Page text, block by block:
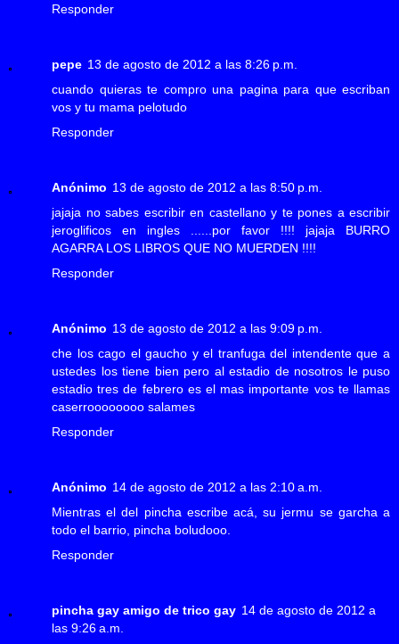
Responder
pepe 13 de agosto de 2012 a las 8:26 p.m.
cuando quieras te compro una pagina para que escriban
vos y tu mama pelotudo
Responder
Anónimo 13 de agosto de 2012 a las 8:50 p.m.
jajaja no sabes escribir en castellano y te pones a escribir
jeroglificos en ingles ......por favor !!!! jajaja BURRO
AGARRA LOS LIBROS QUE NO MUERDEN !!!!
Responder
Anónimo 13 de agosto de 2012 a las 9:09 p.m.
che los cago el gaucho y el tranfuga del intendente que a
ustedes los tiene bien pero al estadio de nosotros le puso
estadio tres de febrero es el mas importante vos te llamas
caserroooooooo salames
Responder
Anónimo 14 de agosto de 2012 a las 2:10 a.m.
Mientras el del pincha escribe acá, su jermu se garcha a
todo el barrio, pincha boludooo.
Responder
pincha gay amigo de trico gay 14 de agosto de 2012 a
las 9:26 a.m.